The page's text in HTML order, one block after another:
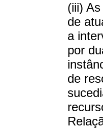
(iii)
de
a
por
de